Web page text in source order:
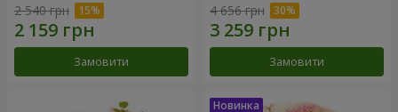
2 540 грн
Замовити
4 656 грн
Замовити